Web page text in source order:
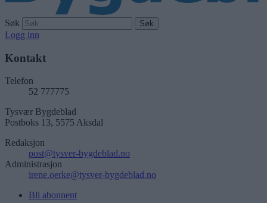
Søk
Logg inn
Kontakt
Telefon
52 777775
Tysvær Bygdeblad
Postboks 13, 5575 Aksdal
Redaksjon
post@tysver-bygdeblad.no
Administrasjon
irene.oerke@tysver-bygdeblad.no
Bli abonnent